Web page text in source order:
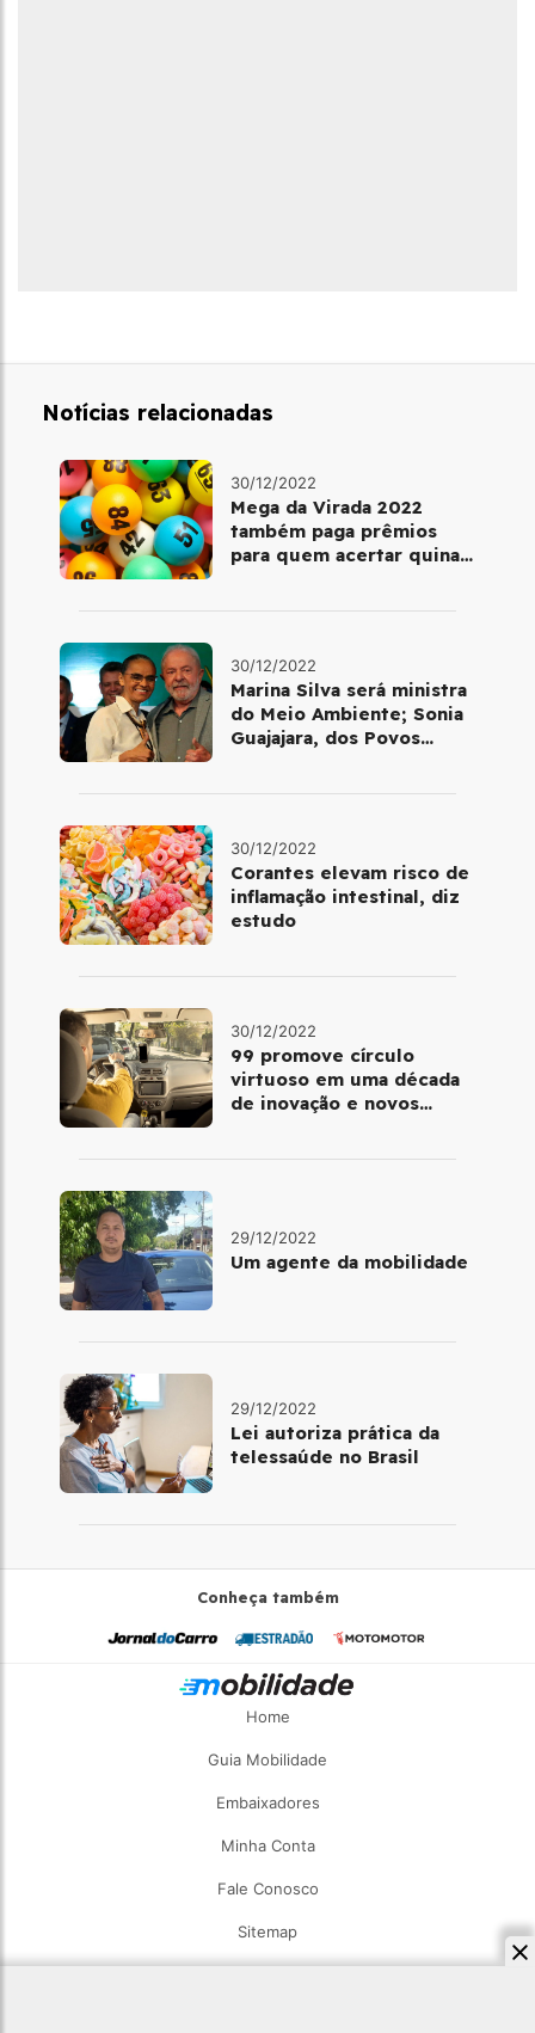
Notícias relacionadas
30/12/2022
Mega da Virada 2022
também paga prêmios
para quem acertar quina
30/12/2022
Marina Silva será ministra
do Meio Ambiente; Sonia
Guajajara, dos Povos
30/12/2022
Corantes elevam risco de
inflamação intestinal, diz
estudo
30/12/2022
99 promove círculo
virtuoso em uma década
de inovação e novos
29/12/2022
Um agente da mobilidade
29/12/2022
Lei autoriza prática da
telessaúde no Brasil
Conheça também
Home
Guia Mobilidade
Embaixadores
Minha Conta
Fale Conosco
Sitemap